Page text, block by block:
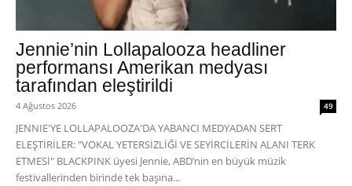
Jennie’nin Lollapalooza headliner
performansı Amerikan medyası
tarafından eleştirildi
4 Ağustos 2026 49
JENNIE'YE LOLLAPALOOZA'DA YABANCI MEDYADAN SERT
ELEŞTİRİLER: "VOKAL YETERSİZLİĞİ VE SEYİRCİLERİN ALANI TERK
ETMESİ" BLACKPINK üyesi Jennie, ABD’nin en büyük müzik
festivallerinden birinde tek başına...